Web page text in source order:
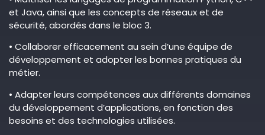
et Java, ainsi que les concepts de réseaux et de
sécurité, abordés dans le bloc 3.
• Collaborer efficacement au sein d’une équipe de
développement et adopter les bonnes pratiques du
métier.
• Adapter leurs compétences aux différents domaines
du développement d’applications, en fonction des
besoins et des technologies utilisées.